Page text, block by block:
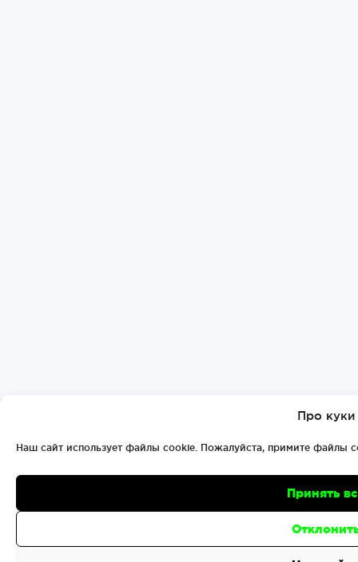
Про куки
Наш сайт использует файлы cookie. Пожалуйста, примите файлы
Принять